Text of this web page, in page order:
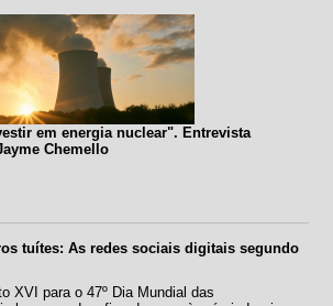
em energia nuclear". Entrevista
Chemello
tuítes: As redes sociais digitais segundo
XVI para o 47º Dia Mundial das